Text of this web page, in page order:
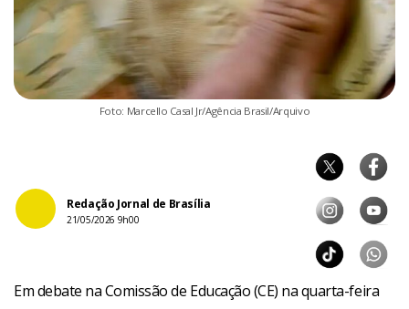
Foto: Marcello Casal Jr/Agência Brasil/Arquivo
Redação Jornal de Brasília
21/05/2026 9h00
Em debate na Comissão de Educação (CE) na quarta-feira